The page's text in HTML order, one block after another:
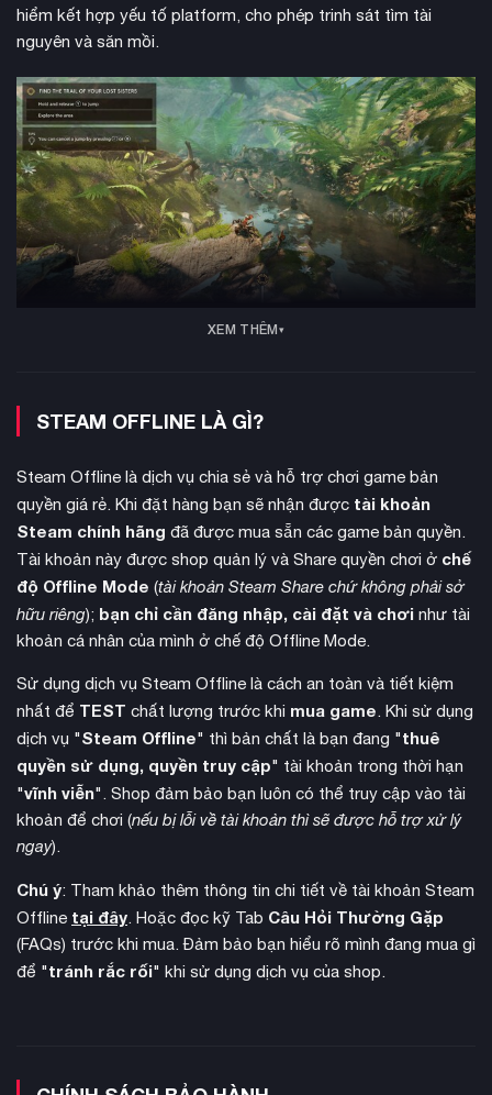
hiểm kết hợp yếu tố platform, cho phép trinh sát tìm tài
nguyên và săn mồi.
Trong vai kiến số 103.683, người chơi sẽ tham gia vào các
nhiệm vụ đa dạng. Nhiệm vụ chiến lược tập trung vào quản
hỏi tư duy quyết định với đội quân có sẵn. Nhiệm vụ thám
hiểm kết hợp yếu tố platform, cho phép trinh sát tìm tài
nguyên và săn mồi.
Hệ thống chiến đấu theo cơ chế kéo búa bao với 3đơn vị
chủ lực: kiến thợ chuyên thu thập tài nguyên, kiến chiến binh
thiện chiến và kiến xạ thủ tấn công từ xa. Người chơi có thể
điều khiển thêm các đơn vị hỗ trợ như rệp rầy, ốc sên để tăng
XEM THÊM
STEAM OFFLINE LÀ GÌ?
Steam Offline là dịch vụ chia sẻ và hỗ trợ chơi game bản
quyền giá rẻ. Khi đặt hàng bạn sẽ nhận được tài khoản
Steam chính hãng đã được mua sẵn các game bản quyền.
Tài khoản này được shop quản lý và Share quyền chơi ở chế
độ Offline Mode (tài khoản Steam Share chứ không phải sở
hữu riêng); bạn chỉ cần đăng nhập, cài đặt và chơi như tài
khoản cá nhân của mình ở chế độ Offline Mode.
Sử dụng dịch vụ Steam Offline là cách an toàn và tiết kiệm
nhất để TEST chất lượng trước khi mua game. Khi sử dụng
dịch vụ "Steam Offline" thì bản chất là bạn đang "thuê
quyền sử dụng, quyền truy cập" tài khoản trong thời hạn
"vĩnh viễn". Shop đảm bảo bạn luôn có thể truy cập vào tài
khoản để chơi (nếu bị lỗi về tài khoản thì sẽ được hỗ trợ xử lý
ngay).
Chú ý: Tham khảo thêm thông tin chi tiết về tài khoản Steam
Offline tại đây. Hoặc đọc kỹ Tab Câu Hỏi Thường Gặp
(FAQs) trước khi mua. Đảm bảo bạn hiểu rõ mình đang mua gì
để "tránh rắc rối" khi sử dụng dịch vụ của shop.